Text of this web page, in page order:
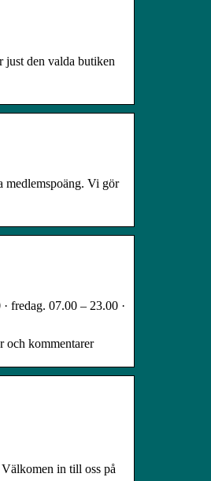
just den valda butiken
medlemspoäng. Vi gör
fredag. 07.00 – 23.00 ·
och kommentarer
in till oss på